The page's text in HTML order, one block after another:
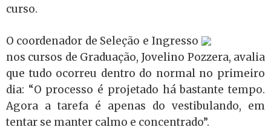
curso.
O coordenador de Seleção e Ingresso
nos cursos de Graduação, Jovelino Pozzera, avalia
que tudo ocorreu dentro do normal no primeiro
dia: “O processo é projetado há bastante tempo.
Agora a tarefa é apenas do vestibulando, em
tentar se manter calmo e concentrado”.